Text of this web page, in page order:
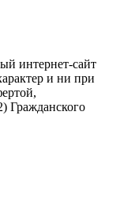
интернет-сайт
и ни при
Гражданского